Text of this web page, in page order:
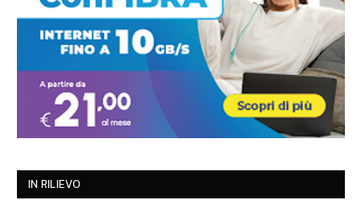
IN RILIEVO